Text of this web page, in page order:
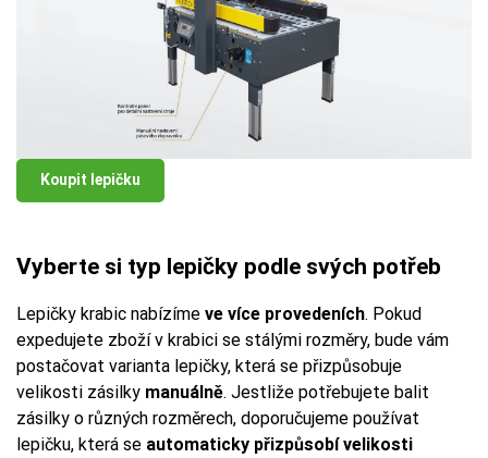
Koupit lepičku
Vyberte si typ lepičky podle svých potřeb
Lepičky krabic nabízíme ve více provedeních. Pokud
expedujete zboží v krabici se stálými rozměry, bude vám
postačovat varianta lepičky, která se přizpůsobuje
velikosti zásilky manuálně. Jestliže potřebujete balit
zásilky o různých rozměrech, doporučujeme používat
lepičku, která se automaticky přizpůsobí velikosti